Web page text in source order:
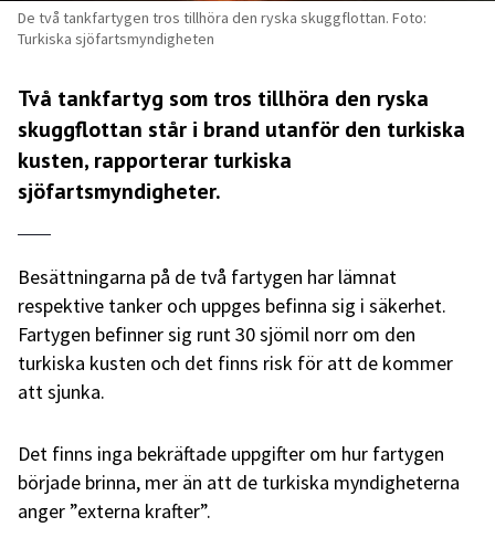
De två tankfartygen tros tillhöra den ryska skuggflottan. Foto:
Turkiska sjöfartsmyndigheten
Två tankfartyg som tros tillhöra den ryska
skuggflottan står i brand utanför den turkiska
kusten, rapporterar turkiska
sjöfartsmyndigheter.
Besättningarna på de två fartygen har lämnat
respektive tanker och uppges befinna sig i säkerhet.
Fartygen befinner sig runt 30 sjömil norr om den
turkiska kusten och det finns risk för att de kommer
att sjunka.
Det finns inga bekräftade uppgifter om hur fartygen
började brinna, mer än att de turkiska myndigheterna
anger ”externa krafter”.